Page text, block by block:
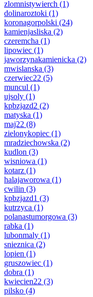
zlomnistywierch (1)
dolinaroztoki (1)
koronagorpolski (24)
kamienjasliska (2)
czeremcha (1)
lipowiec (1)
jaworzynakamienicka (2)
mwislanska (3)
czerwiec22 (5)
muncul (1)
ujsoly (1)
kpbzjazd2 (2)
matyska (1)
maj22 (8)
zielonykopiec (1)
mradziechowska (2)
kudlon (3)
wisniowa (1)
kotarz (1)
halajaworowa (1)
cwilin (3)
kpbzjazd1 (3)
kutrzyca (1)
polanastumorgowa (3)
rabka (1)
lubonmaly (1)
snieznica (2)
lopien (1)
gruszowiec (1)
dobra (1)
kwiecien22 (3)
pilsko (4)